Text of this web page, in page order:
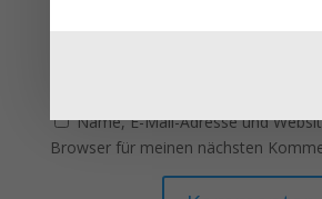
Name, E-Mail-Adresse und
Browser für meinen nächsten